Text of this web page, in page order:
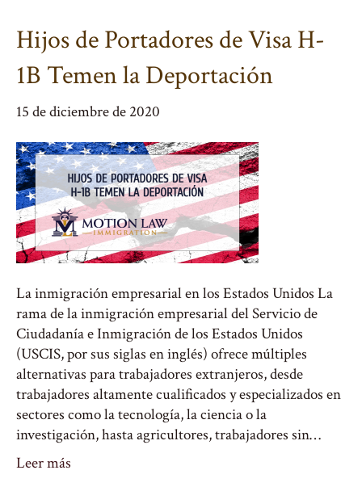
Hijos de Portadores de Visa H-
1B Temen la Deportación
15 de diciembre de 2020
La inmigración empresarial en los Estados Unidos La
rama de la inmigración empresarial del Servicio de
Ciudadanía e Inmigración de los Estados Unidos
(USCIS, por sus siglas en inglés) ofrece múltiples
alternativas para trabajadores extranjeros, desde
trabajadores altamente cualificados y especializados en
sectores como la tecnología, la ciencia o la
investigación, hasta agricultores, trabajadores sin…
Leer más